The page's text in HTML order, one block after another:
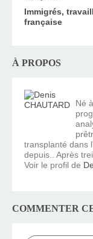
Immigrés,
française
À PROPOS
Né
transplanté dans
depuis.. Après
Voir le profil de
COMMENTER